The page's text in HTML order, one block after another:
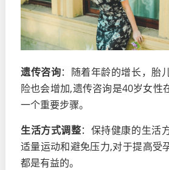
遗传咨询：随着年龄的增长，胎
险也会增加,遗传咨询是40岁女性
一个重要步骤。
生活方式调整：保持健康的生活
适量运动和避免压力,对于提高受
都是有益的。